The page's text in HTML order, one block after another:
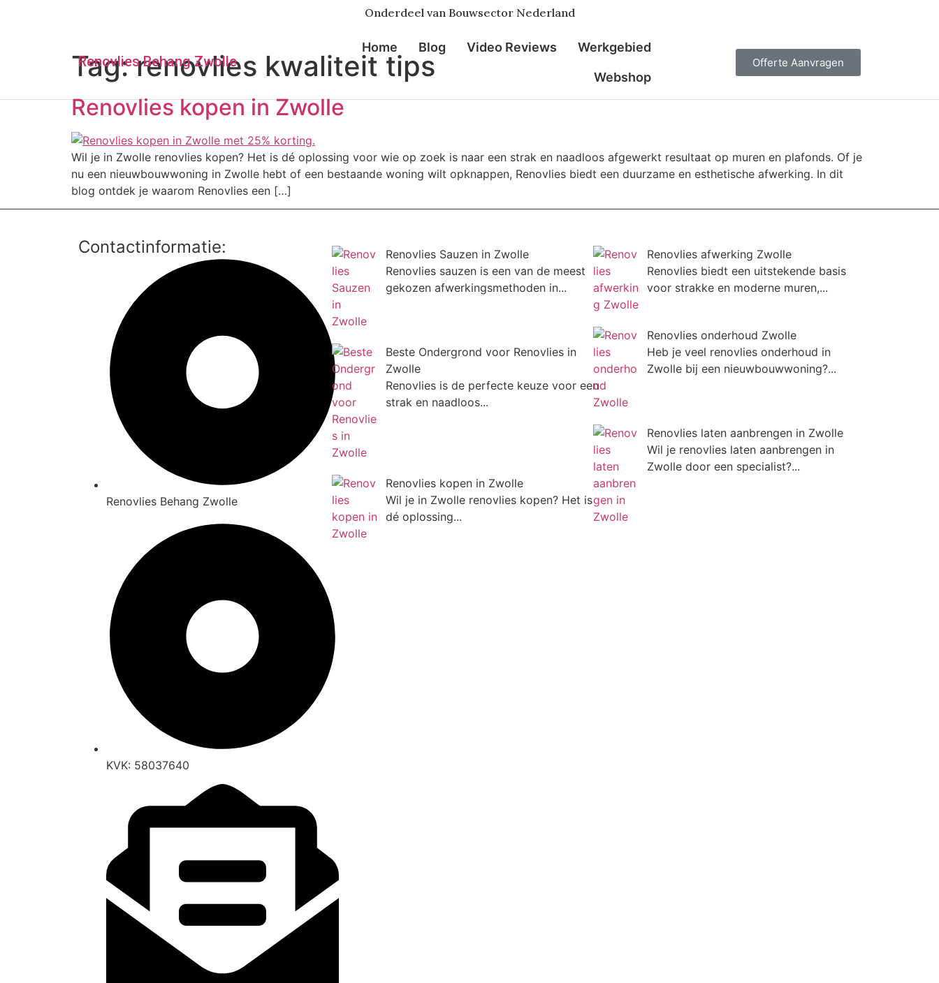
Onderdeel van Bouwsector Nederland
Renovlies Behang Zwolle
Home Blog Video Reviews Werkgebied
Webshop
Offerte Aanvragen
Tag:renovlies kwaliteit tips
Renovlies kopen in Zwolle
Wil je in Zwolle renovlies kopen? Het is dé oplossing voor wie op zoek is naar een strak en naadloos afgewerkt resultaat op muren en plafonds. Of je
nu een nieuwbouwwoning in Zwolle hebt of een bestaande woning wilt opknappen, Renovlies biedt een duurzame en esthetische afwerking. In dit
blog ontdek je waarom Renovlies een […]
Contactinformatie:
Renovlies Behang Zwolle
KVK: 58037640
Renovlies Sauzen in Zwolle
Renovlies sauzen is een van de meest
gekozen afwerkingsmethoden in...
Beste Ondergrond voor Renovlies in
Zwolle
Renovlies is de perfecte keuze voor een
strak en naadloos...
Renovlies kopen in Zwolle
Wil je in Zwolle renovlies kopen? Het is
dé oplossing...
Renovlies afwerking Zwolle
Renovlies biedt een uitstekende basis
voor strakke en moderne muren,...
Renovlies onderhoud Zwolle
Heb je veel renovlies onderhoud in
Zwolle bij een nieuwbouwwoning?...
Renovlies laten aanbrengen in Zwolle
Wil je renovlies laten aanbrengen in
Zwolle door een specialist?...